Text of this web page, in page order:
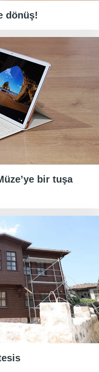
dönüş!
bir tuşa